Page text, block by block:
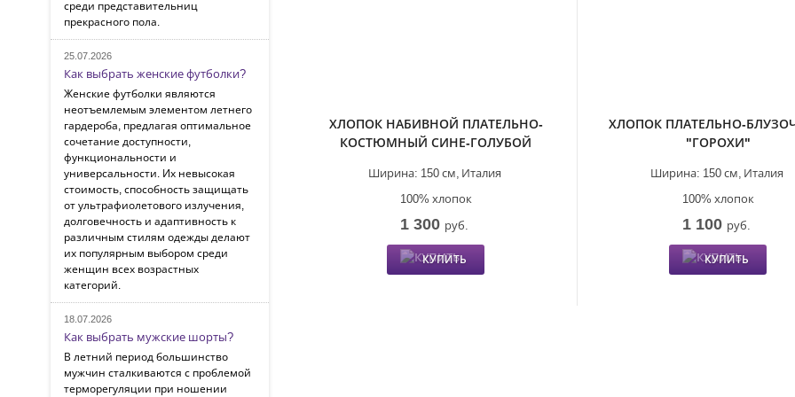
среди представительниц
прекрасного пола.
25.07.2026
Как выбрать женские футболки?
Женские футболки являются
неотъемлемым элементом летнего
гардероба, предлагая оптимальное
сочетание доступности,
функциональности и
универсальности. Их невысокая
стоимость, способность защищать
от ультрафиолетового излучения,
долговечность и адаптивность к
различным стилям одежды делают
их популярным выбором среди
женщин всех возрастных
категорий.
18.07.2026
Как выбрать мужские шорты?
В летний период большинство
мужчин сталкиваются с проблемой
терморегуляции при ношении
ХЛОПОК НАБИВНОЙ ПЛАТЕЛЬНО-
КОСТЮМНЫЙ СИНЕ-ГОЛУБОЙ
Италия
Ширина: 150 см,
100% хлопок
1 300 руб.
КУПИТЬ
ХЛОПОК ПЛАТЕЛЬНО-
"ГОРОХИ"
Италия
Ширина: 150 см,
100% хлопок
1 100 руб.
КУПИТЬ